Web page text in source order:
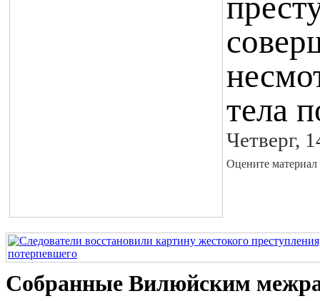
тела
Четверг,
Оцените материал
Собранные Вилюйским